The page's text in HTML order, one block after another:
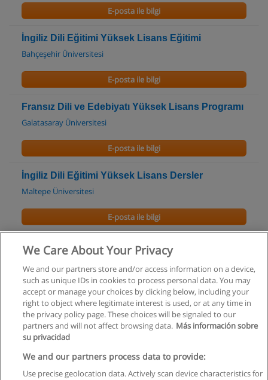
E-posta ile bilgi
İngiliz Dili Eğitimi Yüksek Lisans Eğitimi
Bahçeşehir Üniversitesi
E-posta ile bilgi
Fransız Dili ve Edebiyatı Yüksek Lisans Programı
Galatasaray Üniversitesi
E-posta ile bilgi
İngiliz Dili Eğitimi Yüksek Lisans Dersler
Maltepe Üniversitesi
E-posta ile bilgi
Çeviri Yüksek Lisans Programı
E-posta ile bilgi
Kullanım koşulları
Gizlilik politikası
We Care About Your Privacy
We and our partners store and/or access information on a device,
such as unique IDs in cookies to process personal data. You may
accept or manage your choices by clicking below, including your
right to object where legitimate interest is used, or at any time in
the privacy policy page. These choices will be signaled to our
partners and will not affect browsing data. Más información sobre
su privacidad
We and our partners process data to provide:
Use precise geolocation data. Actively scan device characteristics for